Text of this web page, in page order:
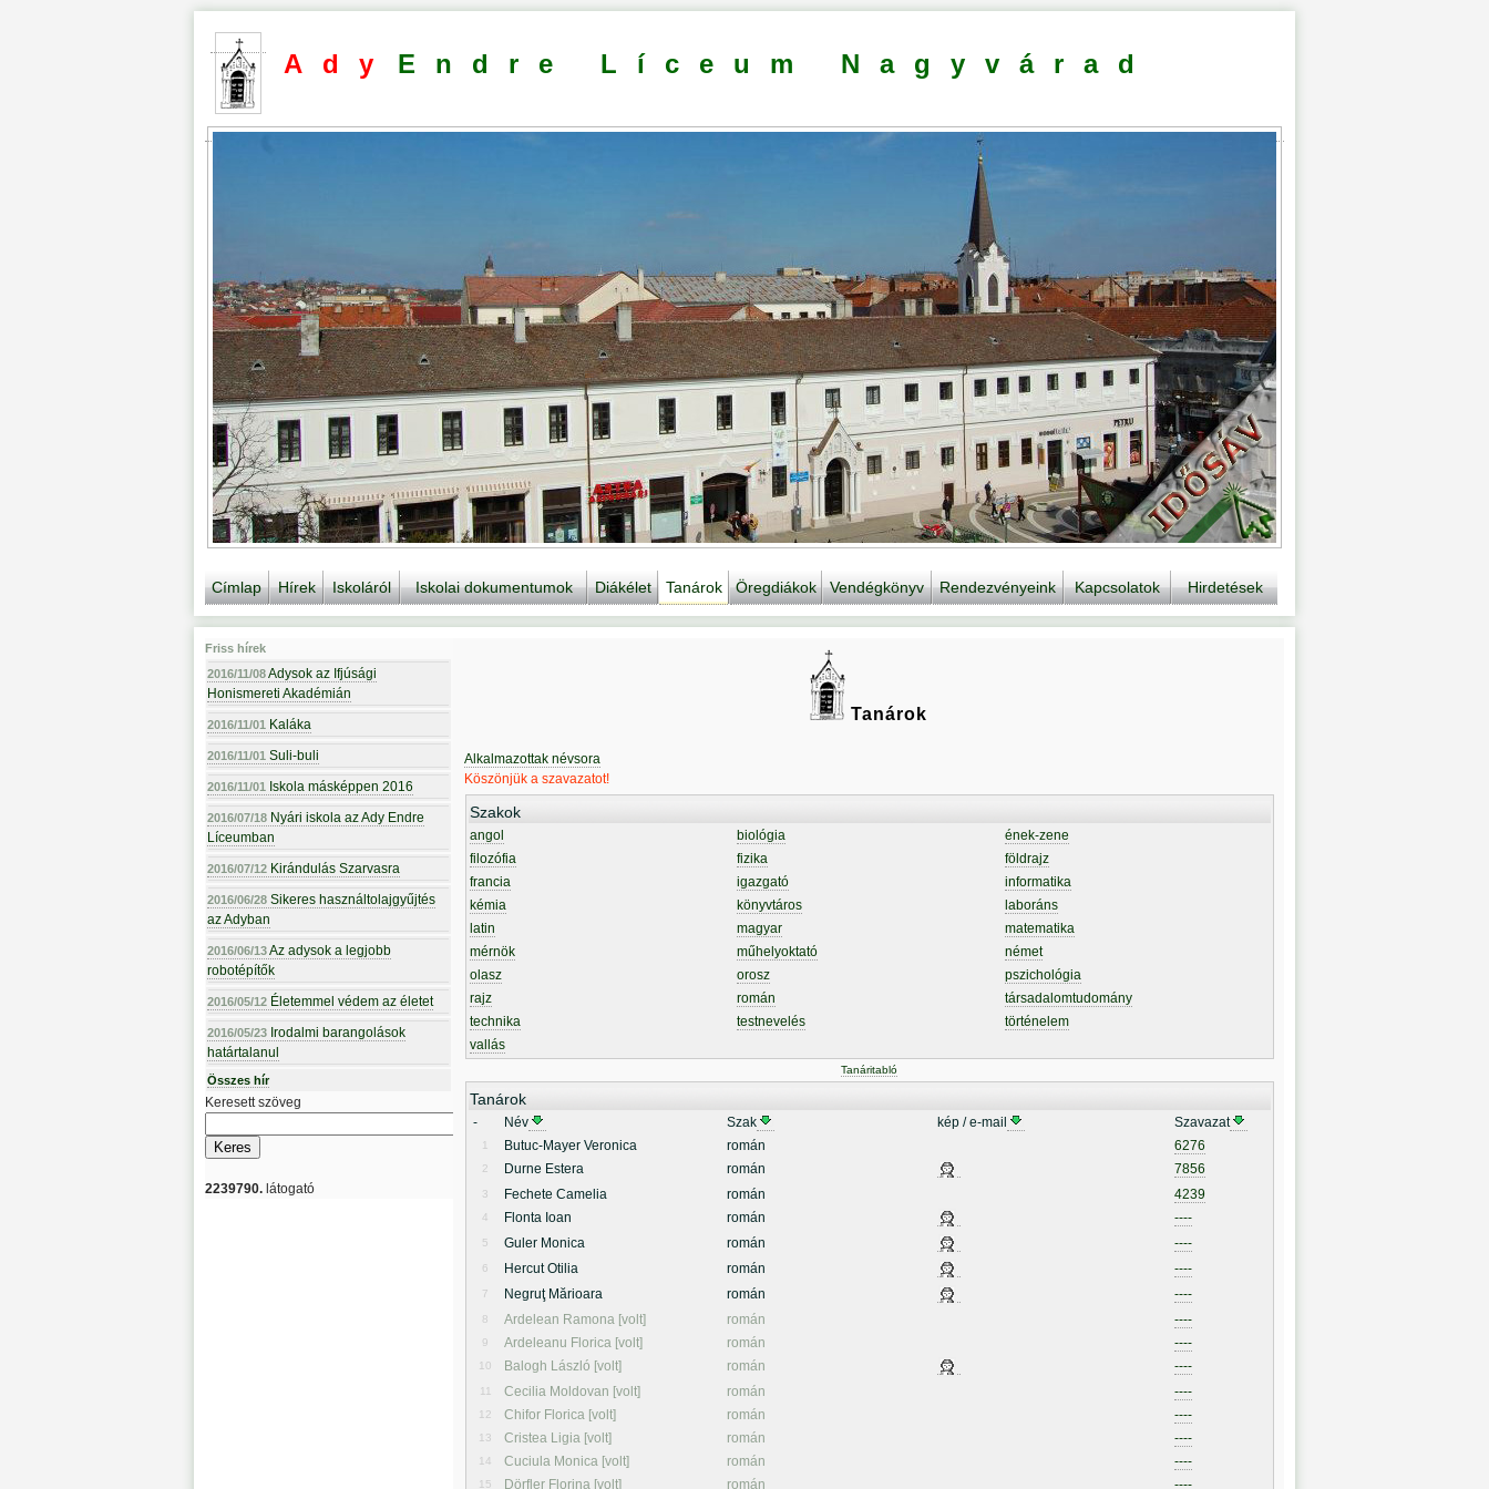
Ady Endre Líceum Nagyvárad
Címlap Hírek Iskoláról Iskolai dokumentumok Diákélet Tanárok Öregdiákok Vendégkönyv Rendezvényeink Kapcsolatok Hirdetések
Friss hírek
2016/11/08Adysok az Ifjúsági
Honismereti Akadémián
2016/11/01 Kaláka
2016/11/01 Suli-buli
2016/11/01 Iskola másképpen 2016
2016/07/18 Nyári iskola az Ady Endre
Líceumban
2016/07/12 Kirándulás Szarvasra
2016/06/28 Sikeres használtolajgyűjtés
az Adyban
2016/06/13Az adysok a legjobb
robotépítők
2016/05/12 Életemmel védem az életet
2016/05/23 Irodalmi barangolások
határtalanul
Összes hír
Keresett szöveg
2239790. látogató
Tanárok
Alkalmazottak névsora
Köszönjük a szavazatot!
Szakok
angol biológia
ének-zene
filozófia
fizika
földrajz
francia
igazgató
informatika
kémia
könyvtáros
laboráns
latin
magyar
matematika
mérnök
műhelyoktató
német
olasz
orosz
pszichológia
rajz
román
társadalomtudomány
technika
testnevelés
történelem
vallás
Tanáritabló
Tanárok
- Név Szak kép / e-mail Szavazat
1 Butuc-Mayer Veronica román 6276
2 Durne Estera román 7856
3 Fechete Camelia román 4239
4 Flonta Ioan román ----
5 Guler Monica román ----
6 Hercut Otilia román ----
7 Negruţ Mărioara román ----
8 Ardelean Ramona [volt] román ----
9 Ardeleanu Florica [volt] román ----
10 Balogh László [volt] román ----
11 Cecilia Moldovan [volt] román ----
12 Chifor Florica [volt] román ----
13 Cristea Ligia [volt] román ----
14 Cuciula Monica [volt] román ----
15 Dörfler Florina [volt] román ----